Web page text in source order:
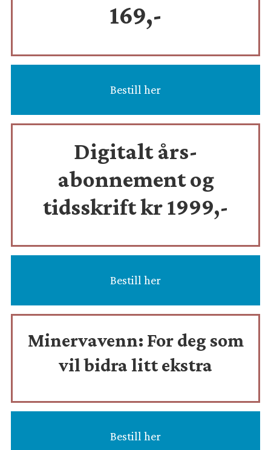
169,-
Bestill her
Digitalt års-
abonnement og
tidsskriftkr 1999,-
Bestill her
Minervavenn: For deg som
vil bidra litt ekstra
Bestill her